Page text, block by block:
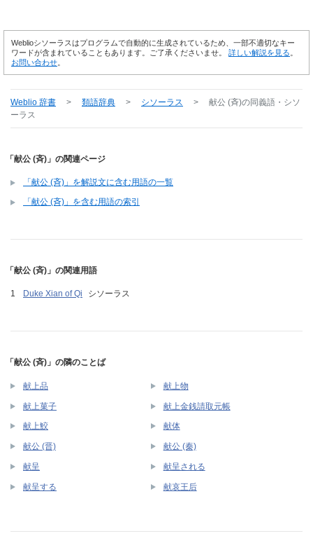
Weblioシソーラスはプログラムで自動的に生成されているため、一部不適切なキー
ワードが含まれていることもあります。ご了承くださいませ。 詳しい解説を見る
お問い合わせ
Weblio 辞書 > 類語辞典 > シソーラス > 献公 (斉)の同義語・シソ
ーラス
「献公 (斉)」の関連ページ
「献公 (斉)」を解説文に含む用語の一覧
「献公 (斉)」を含む用語の索引
「献公 (斉)」の関連用語
Duke Xian of Qi シソーラス
「献公 (斉)」の隣のことば
献上品 献上物
献上菓子 献上金銭請取元帳
献上鮫 献体
献公 (晋) 献公 (秦)
献呈 献呈される
献呈する 献哀王后